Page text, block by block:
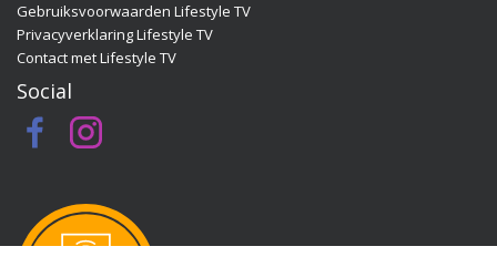
Gebruiksvoorwaarden Lifestyle TV
Privacyverklaring Lifestyle TV
Contact met Lifestyle TV
Social